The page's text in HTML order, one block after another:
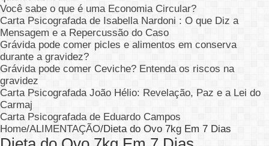
Você sabe o que é uma Economia Circular?
Carta Psicografada de Isabella Nardoni : O que Diz a
Mensagem e a Repercussão do Caso
Grávida pode comer picles e alimentos em conserva
durante a gravidez?
Grávida pode comer Ceviche? Entenda os riscos na
gravidez
Carta Psicografada João Hélio: Revelação, Paz e a Lei do
Carmaj
Carta Psicografada de Eduardo Campos
Home/ALIMENTAÇÃO/Dieta do Ovo 7kg Em 7 Dias